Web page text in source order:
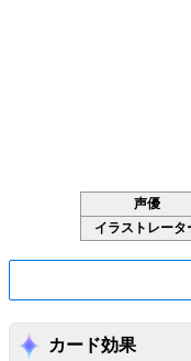
声優
イラストレータ
カード効果